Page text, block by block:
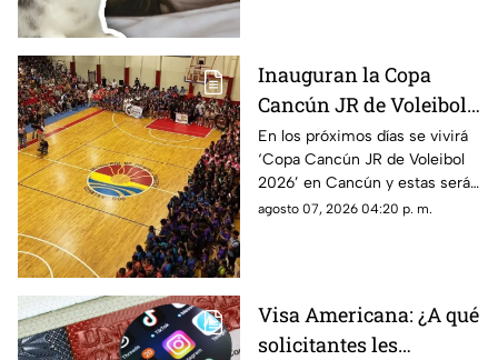
Inauguran la Copa
Cancún JR de Voleibol
2026 en Cancún; aquí
las fechas, categorías y
premios
En los próximos días se vivirá
‘Copa Cancún JR de Voleibol
2026’ en Cancún y estas serán
las fechas, las categorías y los
agosto 07, 2026 04:20 p. m.
Visa Americana: ¿A qué
solicitantes les